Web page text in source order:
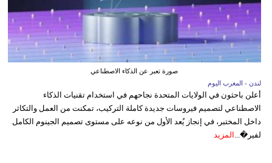
صورة تعبر عن الذكاء الاصطناعي
لندن - المغرب اليوم
أعلن باحثون في الولايات المتحدة نجاحهم في استخدام تقنيات الذكاء
الاصطناعي لتصميم فيروسات جديدة كاملة التركيب، تمكنت من العمل والتكاثر
داخل المختبر، في إنجاز يُعد الأول من نوعه على مستوى تصميم الجينوم الكامل
لفير�...
المزيد